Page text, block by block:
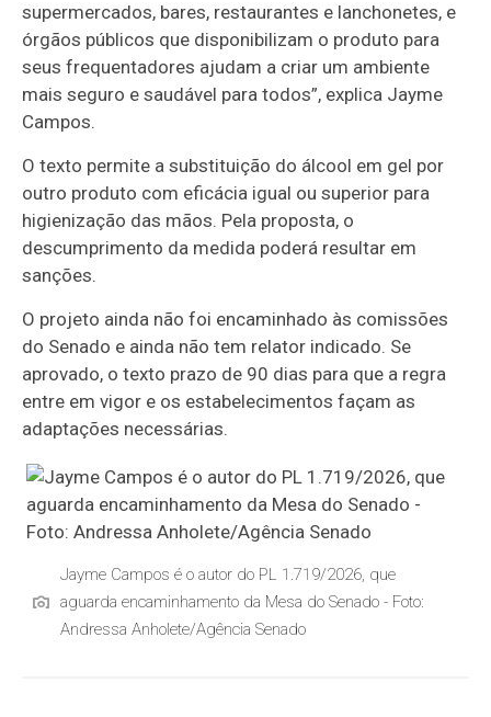
supermercados, bares, restaurantes e lanchonetes, e
órgãos públicos que disponibilizam o produto para
seus frequentadores ajudam a criar um ambiente
mais seguro e saudável para todos”, explica Jayme
Campos.
O texto permite a substituição do álcool em gel por
outro produto com eficácia igual ou superior para
higienização das mãos. Pela proposta, o
descumprimento da medida poderá resultar em
sanções.
O projeto ainda não foi encaminhado às comissões
do Senado e ainda não tem relator indicado. Se
aprovado, o texto prazo de 90 dias para que a regra
entre em vigor e os estabelecimentos façam as
adaptações necessárias.
Jayme Campos é o autor do PL 1.719/2026, que
aguarda encaminhamento da Mesa do Senado - Foto:
Andressa Anholete/Agência Senado